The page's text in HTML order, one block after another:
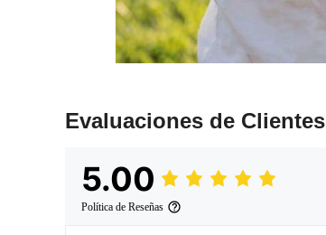
Evaluaciones de Clientes
5.00
Política de Reseñas